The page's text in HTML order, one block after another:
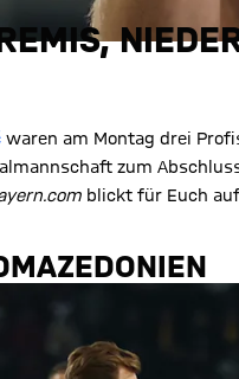
waren am Montag drei
zum
blickt für Euch